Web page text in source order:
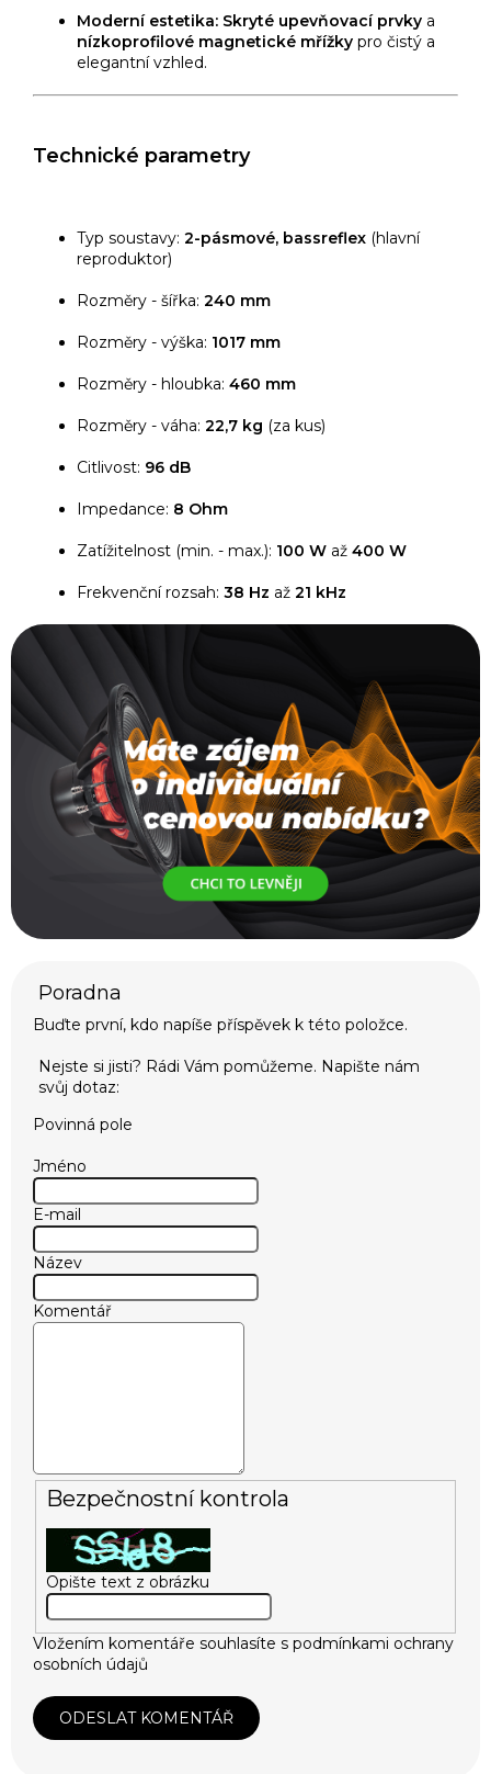
Moderní estetika: Skryté upevňovací prvky a
nízkoprofilové magnetické mřížky pro čistý a
elegantní vzhled.
Technické parametry
Typ soustavy: 2-pásmové, bassreflex (hlavní
reproduktor)
Rozměry - šířka: 240 mm
Rozměry - výška: 1017 mm
Rozměry - hloubka: 460 mm
Rozměry - váha: 22,7 kg (za kus)
Citlivost: 96 dB
Impedance: 8 Ohm
Zatížitelnost (min. - max.): 100 W až 400 W
Frekvenční rozsah: 38 Hz až 21 kHz
Buďte první, kdo napíše příspěvek k této položce.
Povinná pole
Jméno
E-mail
Název
Komentář
Bezpečnostní kontrola
Opište text z obrázku
Vložením komentáře souhlasíte s podmínkami ochrany
osobních údajů
ODESLAT KOMENTÁŘ